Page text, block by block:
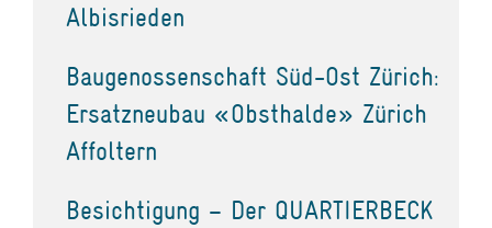
Albisrieden
Baugenossenschaft Süd-Ost Zürich:
Ersatzneubau «Obsthalde» Zürich
Affoltern
Besichtigung – Der QUARTIERBECK